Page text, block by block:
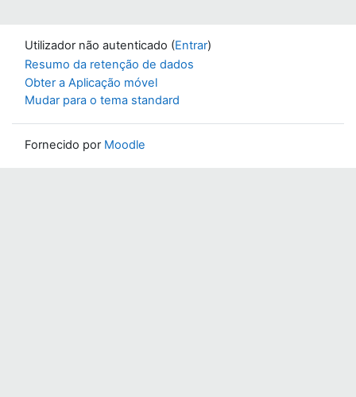
Utilizador não autenticado (Entrar)
Resumo da retenção de dados
Obter a Aplicação móvel
Mudar para o tema standard
Fornecido por Moodle